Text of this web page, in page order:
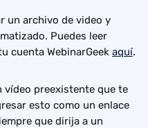
un archivo de video y
Puedes leer
cuenta WebinarGeek aquí.
vídeo preexistente que te
esto como un enlace
que dirija a un